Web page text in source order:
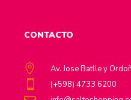
CONTACTO
Av. Jose Batlle y
(+598) 4733 6200